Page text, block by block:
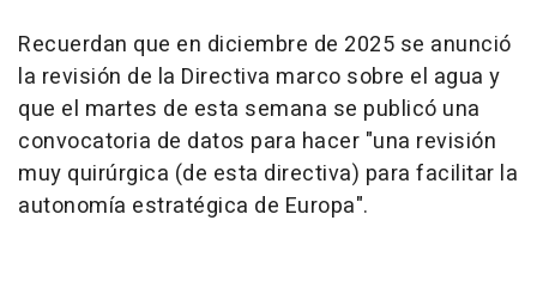
Recuerdan que en diciembre de 2025 se anunció
la revisión de la Directiva marco sobre el agua y
que el martes de esta semana se publicó una
convocatoria de datos para hacer "una revisión
muy quirúrgica (de esta directiva) para facilitar la
autonomía estratégica de Europa".